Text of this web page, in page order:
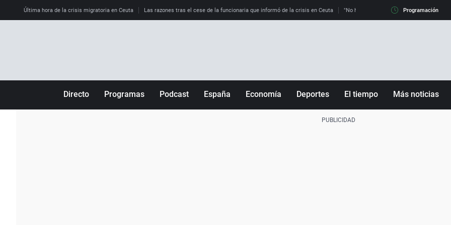
Última hora de la crisis migratoria en Ceuta Las razones tras el cese de la funcionaria que informó de la crisis en Ceuta "No hay mafias, que no nos engañen":
Programación
Directo Programas Podcast España Economía Deportes El tiempo Más noticias